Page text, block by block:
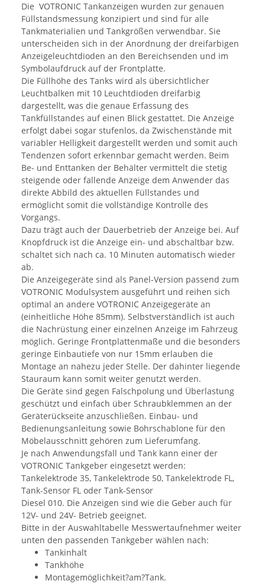
Die VOTRONIC Tankanzeigen wurden zur genauen
Füllstandsmessung konzipiert und sind für alle
Tankmaterialien und Tankgrößen verwendbar. Sie
unterscheiden sich in der Anordnung der dreifarbigen
Anzeigeleuchtdioden an den Bereichsenden und im
Symbolaufdruck auf der Frontplatte.
Die Füllhöhe des Tanks wird als übersichtlicher
Leuchtbalken mit 10 Leuchtdioden dreifarbig
dargestellt, was die genaue Erfassung des
Tankfüllstandes auf einen Blick gestattet. Die Anzeige
erfolgt dabei sogar stufenlos, da Zwischenstände mit
variabler Helligkeit dargestellt werden und somit auch
Tendenzen sofort erkennbar gemacht werden. Beim
Be- und Enttanken der Behälter vermittelt die stetig
steigende oder fallende Anzeige dem Anwender das
direkte Abbild des aktuellen Füllstandes und
ermöglicht somit die vollständige Kontrolle des
Vorgangs.
Dazu trägt auch der Dauerbetrieb der Anzeige bei. Auf
Knopfdruck ist die Anzeige ein- und abschaltbar bzw.
schaltet sich nach ca. 10 Minuten automatisch wieder
ab.
Die Anzeigegeräte sind als Panel-Version passend zum
VOTRONIC Modulsystem ausgeführt und reihen sich
optimal an andere VOTRONIC Anzeigegeräte an
(einheitliche Höhe 85mm). Selbstverständlich ist auch
die Nachrüstung einer einzelnen Anzeige im Fahrzeug
möglich. Geringe Frontplattenmaße und die besonders
geringe Einbautiefe von nur 15mm erlauben die
Montage an nahezu jeder Stelle. Der dahinter liegende
Stauraum kann somit weiter genutzt werden.
Die Geräte sind gegen Falschpolung und Überlastung
geschützt und einfach über Schraubklemmen an der
Geräterückseite anzuschließen. Einbau- und
Bedienungsanleitung sowie Bohrschablone für den
Möbelausschnitt gehören zum Lieferumfang.
Je nach Anwendungsfall und Tank kann einer der
VOTRONIC Tankgeber eingesetzt werden:
Tankelektrode 35, Tankelektrode 50, Tankelektrode FL,
Tank-Sensor FL oder Tank-Sensor
Diesel 010. Die Anzeigen sind wie die Geber auch für
12V- und 24V- Betrieb geeignet.
Bitte in der Auswahltabelle Messwertaufnehmer weiter
unten den passenden Tankgeber wählen nach:
Tankinhalt
Tankhöhe
Montagemöglichkeit?am?Tank.